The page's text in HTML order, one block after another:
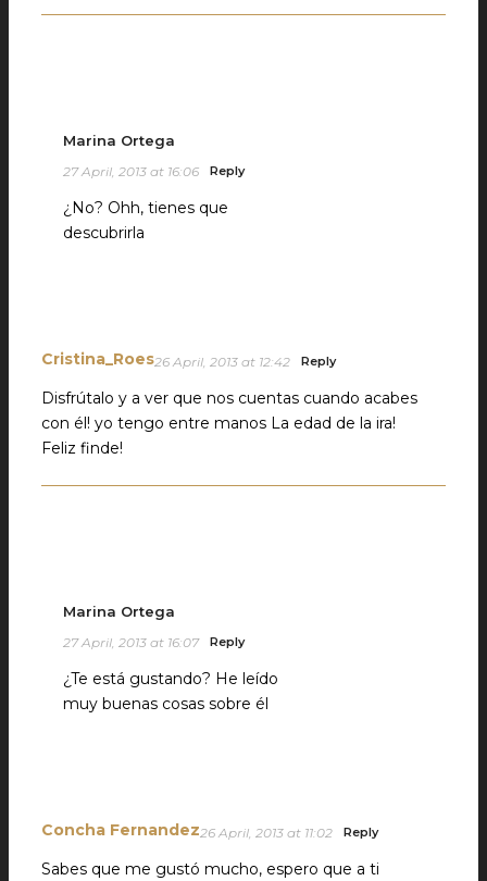
Marina Ortega
27 April, 2013 at 16:06 Reply
¿No? Ohh, tienes que
descubrirla
Cristina_Roes26 April, 2013 at 12:42 Reply
Disfrútalo y a ver que nos cuentas cuando acabes
con él! yo tengo entre manos La edad de la ira!
Feliz finde!
Marina Ortega
27 April, 2013 at 16:07 Reply
¿Te está gustando? He leído
muy buenas cosas sobre él
Concha Fernandez26 April, 2013 at 11:02 Reply
Sabes que me gustó mucho, espero que a ti